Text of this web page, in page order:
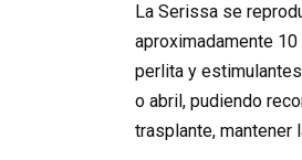
La Serissa se
aproximadamente
perlita y
o abril, pudiendo
trasplante, mantener